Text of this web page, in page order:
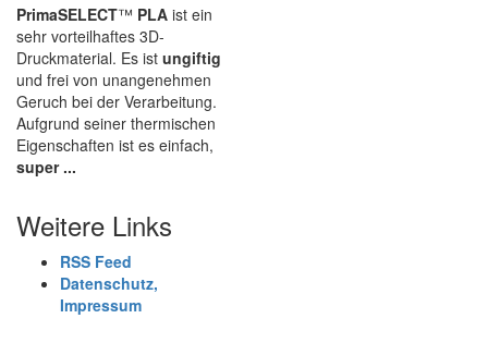
PrimaSELECT™ PLA ist ein
sehr vorteilhaftes 3D-
Druckmaterial. Es ist ungiftig
und frei von unangenehmen
Geruch bei der Verarbeitung.
Aufgrund seiner thermischen
Eigenschaften ist es einfach,
super ...
Weitere Links
RSS Feed
Datenschutz,
Impressum